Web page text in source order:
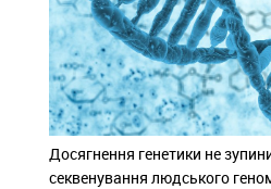
Досягнення генетики не
секвенування людського